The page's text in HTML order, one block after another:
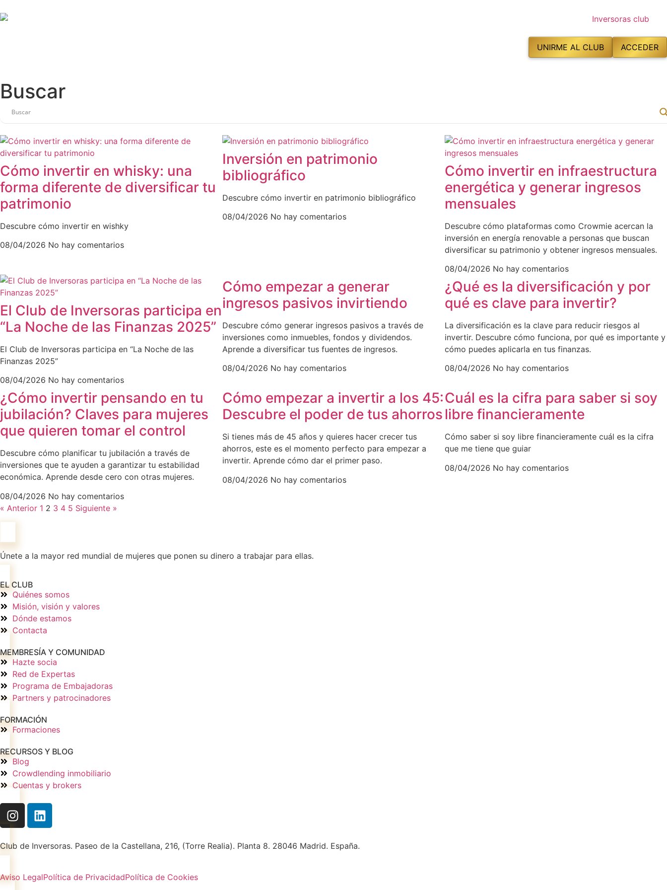
UNIRME AL CLUB ACCEDER
Buscar
Cómo invertir en whisky: una
forma diferente de diversificar tu
patrimonio
Descubre cómo invertir en wishky
08/04/2026 No hay comentarios
Inversión en patrimonio
bibliográfico
Descubre cómo invertir en patrimonio bibliográfico
08/04/2026 No hay comentarios
Cómo invertir en infraestructura
energética y generar ingresos
mensuales
Descubre cómo plataformas como Crowmie acercan la
inversión en energía renovable a personas que buscan
diversificar su patrimonio y obtener ingresos mensuales.
08/04/2026 No hay comentarios
El Club de Inversoras participa en
“La Noche de las Finanzas 2025”
El Club de Inversoras participa en “La Noche de las
Finanzas 2025”
08/04/2026 No hay comentarios
Cómo empezar a generar
ingresos pasivos invirtiendo
Descubre cómo generar ingresos pasivos a través de
inversiones como inmuebles, fondos y dividendos.
Aprende a diversificar tus fuentes de ingresos.
08/04/2026 No hay comentarios
¿Qué es la diversificación y por
qué es clave para invertir?
La diversificación es la clave para reducir riesgos al
invertir. Descubre cómo funciona, por qué es importante y
cómo puedes aplicarla en tus finanzas.
08/04/2026 No hay comentarios
¿Cómo invertir pensando en tu
jubilación? Claves para mujeres
que quieren tomar el control
Descubre cómo planificar tu jubilación a través de
inversiones que te ayuden a garantizar tu estabilidad
económica. Aprende desde cero con otras mujeres.
08/04/2026 No hay comentarios
Cómo empezar a invertir a los 45:
Descubre el poder de tus ahorros
Si tienes más de 45 años y quieres hacer crecer tus
ahorros, este es el momento perfecto para empezar a
invertir. Aprende cómo dar el primer paso.
08/04/2026 No hay comentarios
Cuál es la cifra para saber si soy
libre financieramente
Cómo saber si soy libre financieramente cuál es la cifra
que me tiene que guiar
08/04/2026 No hay comentarios
« Anterior 1 2 3 4 5 Siguiente »
Únete a la mayor red mundial de mujeres que ponen su dinero a trabajar para ellas.
EL CLUB
Quiénes somos
Misión, visión y valores
Dónde estamos
Contacta
MEMBRESÍA Y COMUNIDAD
Hazte socia
Red de Expertas
Programa de Embajadoras
Partners y patrocinadores
FORMACIÓN
Formaciones
RECURSOS Y BLOG
Blog
Crowdlending inmobiliario
Cuentas y brokers
Club de Inversoras. Paseo de la Castellana, 216, (Torre Realia). Planta 8. 28046 Madrid. España.
Aviso LegalPolítica de PrivacidadPolítica de Cookies